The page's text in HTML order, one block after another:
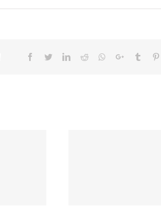
Facebook
TwitterLinkedIn
Reddit Whatsapp
Google+Tumblr